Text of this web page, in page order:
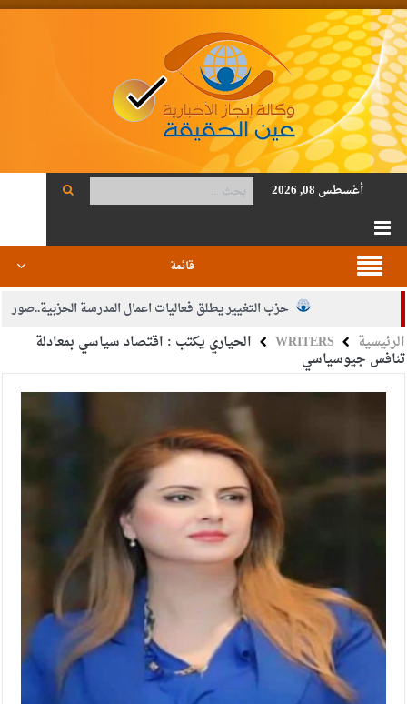
أغسطس 08, 2026
قائمة
حزب التغيير يطلق فعاليات اعمال المدرسة الحزبية..صور
الجيش يفتح باب التجنيد لحملة البكالوريوس في الحقوق والقانون
بيان اجتماع عمّان:دعم الوصاية الهاشمية التاريخية على المقدسات
الإسلامية والمسيحية
الأمن يتلف 16 مليون حبة كبتاجون و1480 كغم مواد مخدرة
النواب يقر مشروع تعديل قانون الملكية العقارية
القاضي يلتقي رؤساء تحرير الصحف اليومية ويؤكد حرص مجلس
النواب على شراكة فاعلة مع الإعلام
دعوة المكلفين بخدمة العلم (الدفعة الثالثة) إلى مراجعة منصة خدمة
الملك يلتقي مجموعة من رفاق السلاح
الملك يتلقى اتصالا هاتفيا من العاهل البحريني
الرئيسية WRITERS الحياري يكتب : اقتصاد سياسي بمعادلة
تنافس جيوسياسي